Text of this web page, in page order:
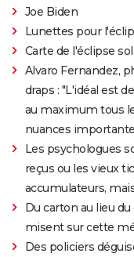
Joe Biden
Lunettes pour
Carte de l'éclipse
Alvaro Fernandez,
draps : "L'idéal est
au maximum tous
nuances
Les psychologues
reçus ou les vieux
accumulateurs,
Du carton au lieu
misent sur cette
Des policiers